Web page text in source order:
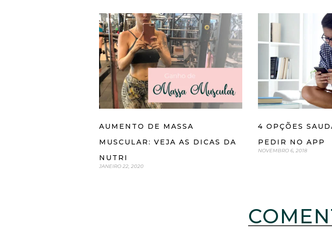
AUMENTO DE MASSA
MUSCULAR: VEJA AS DICAS DA
NUTRI
JANEIRO 22, 2020
4 OPÇÕES
PEDIR NO APP
NOVEMBRO 6, 2018